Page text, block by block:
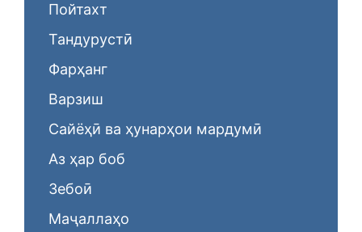
Пойтахт
Тандурустӣ
Фарҳанг
Варзиш
Сайёҳӣ ва ҳунарҳои мардумӣ
Аз ҳар боб
Зебоӣ
Маҷаллаҳо